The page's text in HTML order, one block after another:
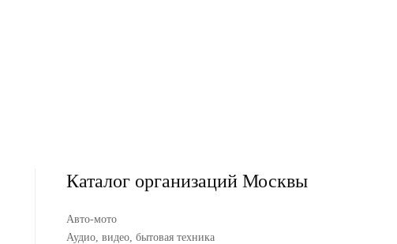
Каталог организаций Москвы
Авто-мото
Аудио, видео, бытовая техника